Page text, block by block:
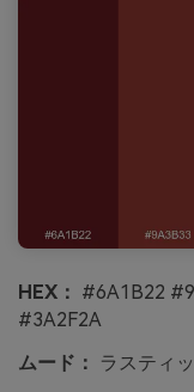
HEX： #6A1B22
#3A2F2A
ムード：
ラスティ